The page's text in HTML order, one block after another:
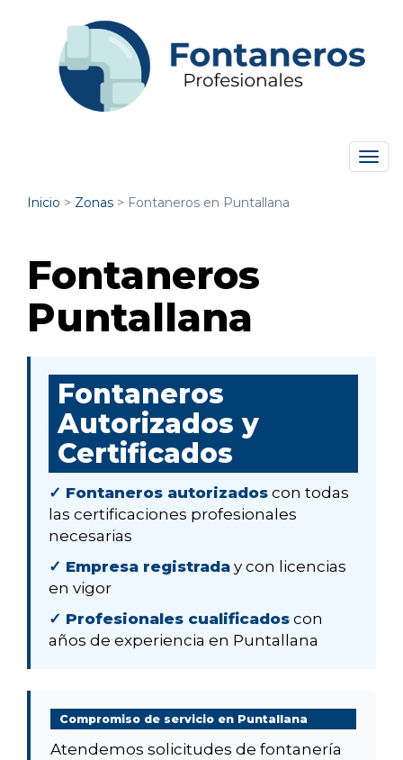
Inicio > Zonas > Fontaneros en Puntallana
Fontaneros
Puntallana
Fontaneros
Autorizados y
Certificados
✓ Fontaneros autorizados con todas
las certificaciones profesionales
necesarias
✓ Empresa registrada y con licencias
en vigor
✓ Profesionales cualificados con
años de experiencia en Puntallana
Compromiso de servicio en Puntallana
Atendemos solicitudes de fontanería